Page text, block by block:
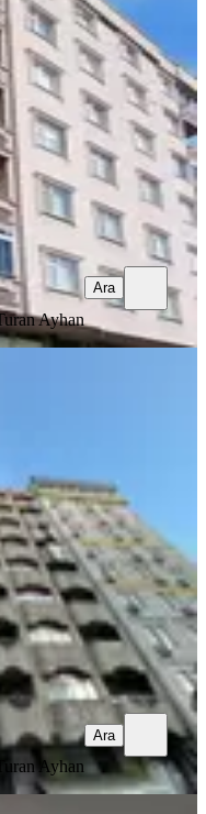
· 01.08.2026
Ayhan
Ara
·01.08.2026
Turan Ayhan
Ara